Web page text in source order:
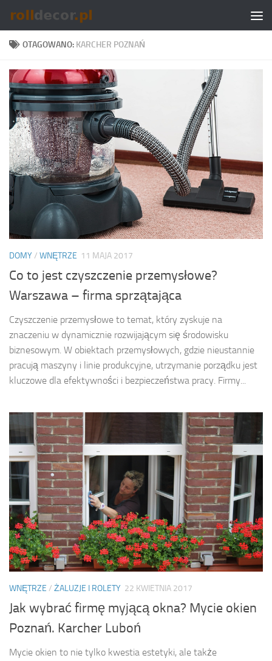
Skip to content
OTAGOWANO: KARCHER POZNAŃ
DOMY/ WNĘTRZE 11 MAJA 2017
Co to jest czyszczenie przemysłowe?
Warszawa – firma sprzątająca
Czyszczenie przemysłowe to temat, który zyskuje na
znaczeniu w dynamicznie rozwijającym się środowisku
biznesowym. W obiektach przemysłowych, gdzie nieustannie
pracują maszyny i linie produkcyjne, utrzymanie porządku jest
kluczowe dla efektywności i bezpieczeństwa pracy. Firmy...
WNĘTRZE / ŻALUZJE I ROLETY 22 KWIETNIA 2017
Jak wybrać firmę myjącą okna? Mycie okien
Poznań. Karcher Luboń
Mycie okien to nie tylko kwestia estetyki, ale także